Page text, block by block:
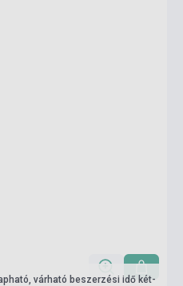
várható beszerzési idő két-